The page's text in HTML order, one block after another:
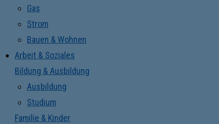
Gas
Strom
Bauen & Wohnen
Arbeit & Soziales
Bildung & Ausbildung
Ausbildung
Studium
Familie & Kinder